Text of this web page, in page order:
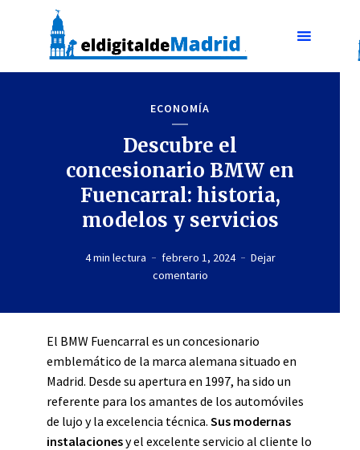
ECONOMÍA
Descubre el
concesionario BMW en
Fuencarral: historia,
modelos y servicios
4 min lectura febrero 1, 2024
Dejar
comentario
El BMW Fuencarral es un concesionario
emblemático de la marca alemana situado en
Madrid. Desde su apertura en 1997, ha sido un
referente para los amantes de los automóviles
de lujo y la excelencia técnica. Sus modernas
instalacionesy el excelente servicio al cliente lo